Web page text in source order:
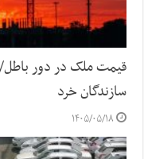
قیمت ملک در دور
سازندگان خرد
۱۴۰۵/۰۵/۱۸